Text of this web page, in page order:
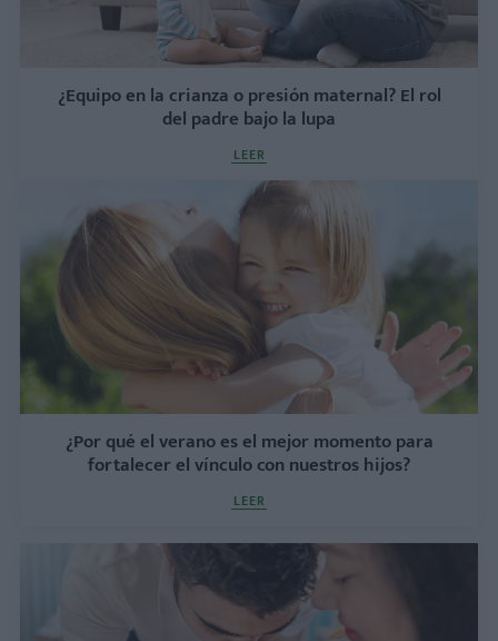
¿Equipo en la crianza o presión maternal? El rol
del padre bajo la lupa
LEER
¿Por qué el verano es el mejor momento para
fortalecer el vínculo con nuestros hijos?
LEER